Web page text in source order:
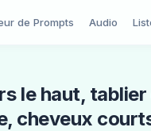
de Prompts Audio
le haut,
cheveux